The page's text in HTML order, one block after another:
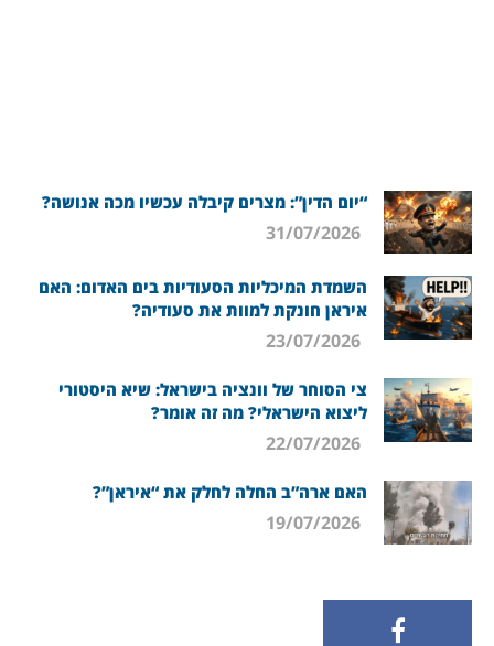
“יום הדין”: מצרים קיבלה עכשיו מכה אנושה?
השמדת המיכליות הסעודיות בים האדום: האם
איראן חונקת למוות את סעודיה?
צי הסוחר של וונציה בישראל: שיא היסטורי
ליצוא הישראלי? מה זה אומר?
האם ארה”ב החלה לחלק את “איראן”?